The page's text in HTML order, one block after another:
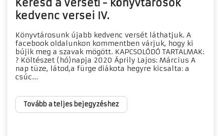
Keresd a verset! - könyvtárosok
kedvenc versei IV.
Könyvtárosunk újabb kedvenc versét láthatjuk. A
facebook oldalunkon kommentben várjuk, hogy ki
bújik meg a szavak mögött. KAPCSOLÓDÓ TARTALMAK:
? Költészet (hó)napja 2020 Áprily Lajos: Március A
nap tüze, látod,a fürge diákota hegyre kicsalta: a
csúc...
Tovább a teljes bejegyzéshez